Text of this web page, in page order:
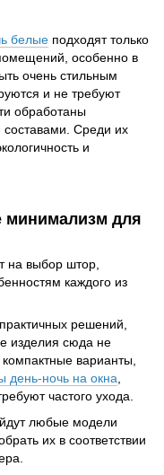
белые подходят только
особенно в
очень стильным
и не требуют
обработаны
Среди их
и
минимализм для
на выбор штор,
каждого из
решений,
изделия сюда не
варианты,
день-ночь на окна,
частого ухода.
любые модели
их в соответствии